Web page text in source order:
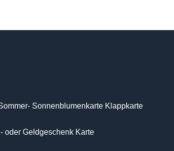
Sonnenblumenkarte Klappkarte
oder Geldgeschenk Karte